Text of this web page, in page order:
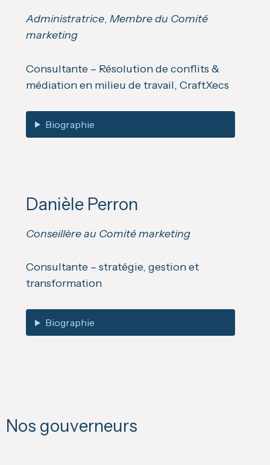
Administratrice,Membre du Comité
marketing
Consultante – Résolution de conflits &
médiation en milieu de travail, CraftXecs
Biographie
Danièle Perron
Conseillère au Comité marketing
Consultante – stratégie, gestion et
transformation
Biographie
Nos gouverneurs